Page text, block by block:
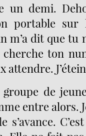
un demi.
portable
m’a dit que tu
cherche ton
attendre.
de
entre alors.